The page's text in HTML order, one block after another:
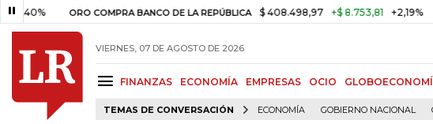
ORO COMPRA BANCO DE LA REPÚBLICA $ 408.498,97 +$ 8.753,81 +2,19% TASA
VIERNES, 07 DE AGOSTO DE 2026
FINANZAS ECONOMÍA EMPRESAS OCIO
TEMAS DE CONVERSACIÓN ECONOMÍA GOBIERNO NACIONAL